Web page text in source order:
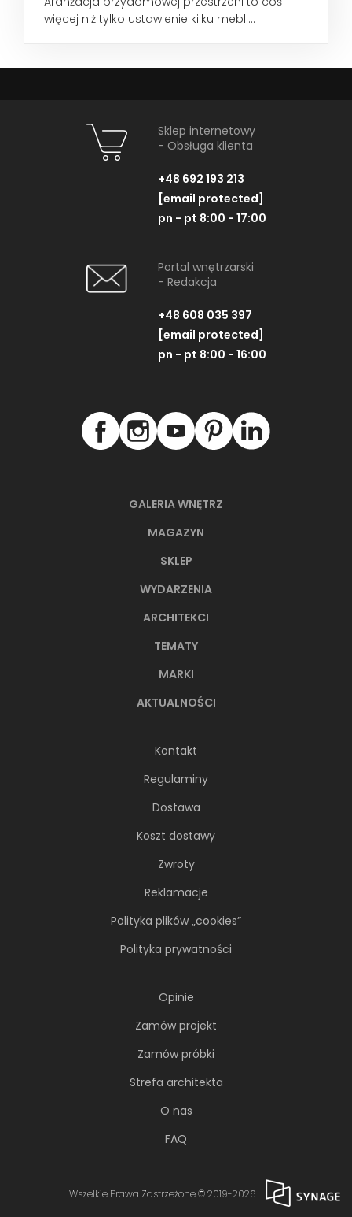
więcej niż tylko ustawienie kilku mebli...
GALERIA WNĘTRZ
MAGAZYN
SKLEP
WYDARZENIA
ARCHITEKCI
TEMATY
MARKI
AKTUALNOŚCI
Kontakt
Regulaminy
Dostawa
Koszt dostawy
Zwroty
Reklamacje
Polityka plików „cookies”
Polityka prywatności
Opinie
Zamów projekt
Zamów próbki
Strefa architekta
O nas
FAQ
Sklep internetowy
- Obsługa klienta
+48 692 193 213
[email protected]
pn - pt 8:00 - 17:00
Portal wnętrzarski
- Redakcja
+48 608 035 397
[email protected]
pn - pt 8:00 - 16:00
Wszelkie Prawa Zastrzeżone © 2019-2026